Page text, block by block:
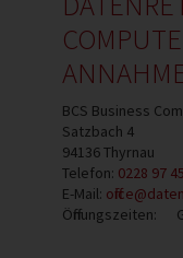
BCS Business
Satzbach 4
94136Thyrnau
Telefon: 0228 97
E-Mail:
Öffnungszeiten: